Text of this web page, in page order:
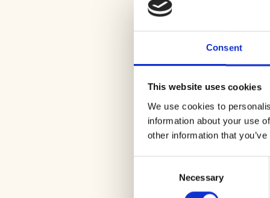
Consent
This website uses cookies
We use cookies to
information about your use
other information that
Necessary
4
5